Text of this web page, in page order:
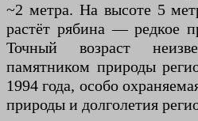
~2 метра. На высоте 5
растёт рябина — редкое
Точный возраст
памятником природы
1994 года, особо
природы и долголетия